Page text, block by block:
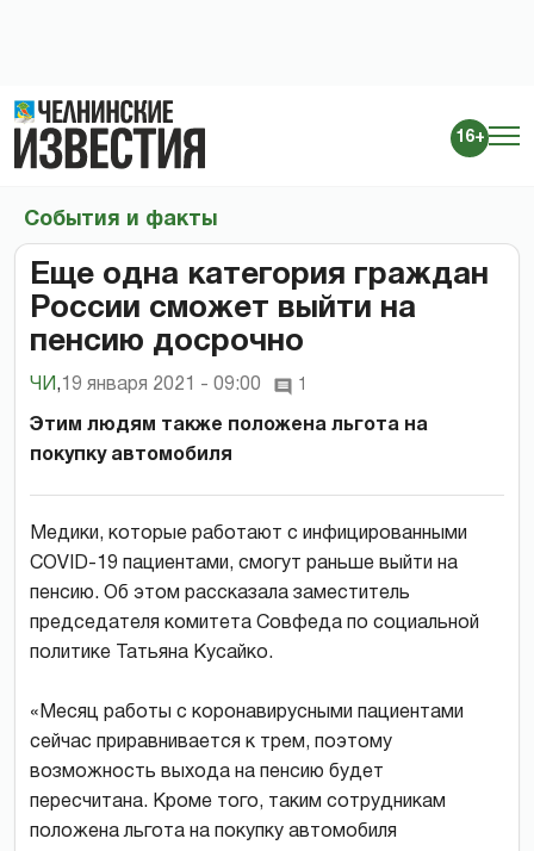
16+
События и факты
Еще одна категория граждан
России сможет выйти на
пенсию досрочно
ЧИ , 19 января 2021 - 09:00 1
Этим людям также положена льгота на
покупку автомобиля
Медики, которые работают с инфицированными
COVID-19 пациентами, смогут раньше выйти на
пенсию. Об этом рассказала заместитель
председателя комитета Совфеда по социальной
политике Татьяна Кусайко.
«Месяц работы с коронавирусными пациентами
сейчас приравнивается к трем, поэтому
возможность выхода на пенсию будет
пересчитана. Кроме того, таким сотрудникам
положена льгота на покупку автомобиля